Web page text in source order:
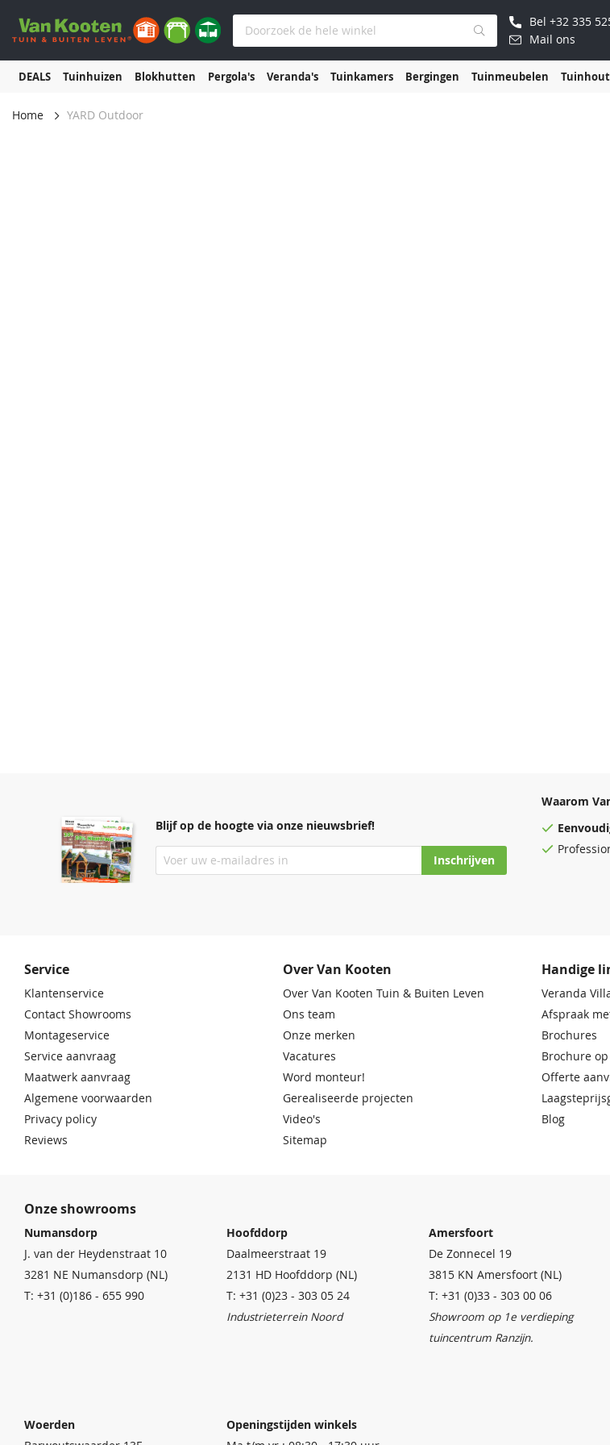
Bel +32 335
Mail ons
DEALS Tuinhuizen Blokhutten Pergola's Veranda's Tuinkamers Bergingen Tuinmeubelen Tuinhout
Home YARD Outdoor
Blijf op de hoogte via onze nieuwsbrief!
Inschrijven
Waarom
Service
Klantenservice
Contact Showrooms
Montageservice
Service aanvraag
Maatwerk aanvraag
Algemene voorwaarden
Privacy policy
Reviews
Over Van Kooten
Over Van Kooten Tuin & Buiten Leven
Ons team
Onze merken
Vacatures
Word monteur!
Gerealiseerde projecten
Video's
Sitemap
Handige
Veranda
Afspraak
Brochures
Brochure
Offerte
Blog
Onze showrooms
Numansdorp
J. van der Heydenstraat 10
3281 NE Numansdorp (NL)
T: +31 (0)186 - 655 990
Hoofddorp
Daalmeerstraat 19
2131 HD Hoofddorp (NL)
T: +31 (0)23 - 303 05 24
Industrieterrein Noord
Amersfoort
De Zonnecel 19
3815 KN Amersfoort (NL)
T: +31 (0)33 - 303 00 06
Showroom op 1e verdieping
tuincentrum Ranzijn.
Woerden
Openingstijden winkels